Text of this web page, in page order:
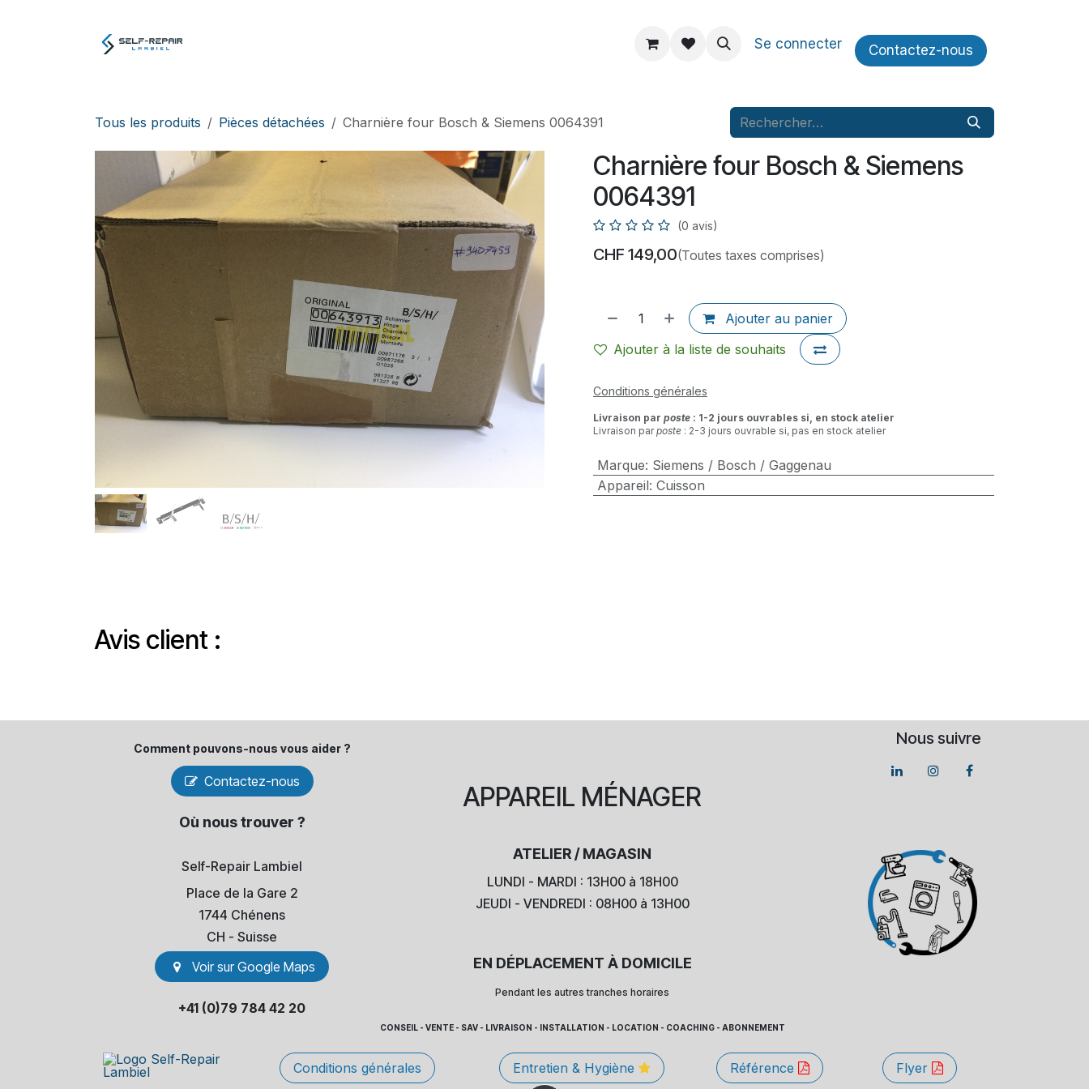
À propos Se connecter Contactez​​-nous
Tous les produits Pièces détachées Charnière four Bosch & Siemens 0064391
Charnière four Bosch & Siemens
0064391
(0 avis)
CHF 149,00(Toutes taxes comprises)
Ajouter au panier
Ajouter à la liste de souhaits
Conditions générales
Livraison par poste : 1-2 jours ouvrables si, en stock atelier
Livraison parposte : 2-3 jours ouvrable si, pas en stock atelier
Marque: Siemens / Bosch / Gaggenau
Appareil: Cuisson
Avis client :
Nous suivre
Comment pouvons-​nous vous aider ?
Contactez-nous
Où nous trouver ?
Self-Repair Lambiel
Place de la Gare 2
1744 Chénens
​CH - Suisse
Voir sur Go​​ogle Maps
+41 (0)79 784 42 20
APPAREIL MÉNAGER
ATELIER / MAGASIN
LUNDI - MARDI : 13H00 à 18H00
JEUDI - VENDREDI : 08H00 à 13H00
EN DÉPLACEMENT À DOMICILE
Pendant les autres tranches horaires
CONSEIL - VENTE - SAV - LIVRAISON - INSTALLATION - LOCATION - COACHING - ABONNEMENT
Entretien & Hygiène Référence Flyer
Conditions générales